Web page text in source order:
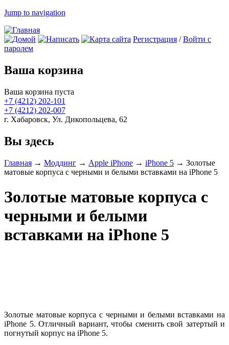
Jump to navigation
Регистрация /Войти с
паролем
Ваша корзина
Ваша корзина пуста
+7 (4212) 202-101
+7 (4212) 202-007
г. Хабаровск, Ул. Дикопольцева, 62
Вы здесь
Главная → Моддинг → Apple iPhone → iPhone 5 → Золотые
матовые корпуса с черными и белыми вставками на iPhone 5
Золотые матовые корпуса с
черными и белыми
вставками на iPhone 5
Золотые матовые корпуса с черными и белыми вставками на
iPhone 5. Отличный вариант, чтобы сменить свой затертый и
погнутый корпус на iPhone 5.